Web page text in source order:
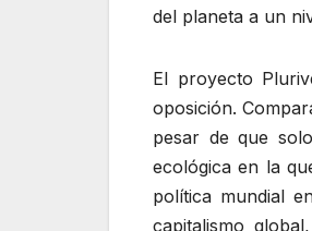
del planeta a un
El proyecto
oposición.
pesar de que
ecológica en la
política mundial
capitalismo